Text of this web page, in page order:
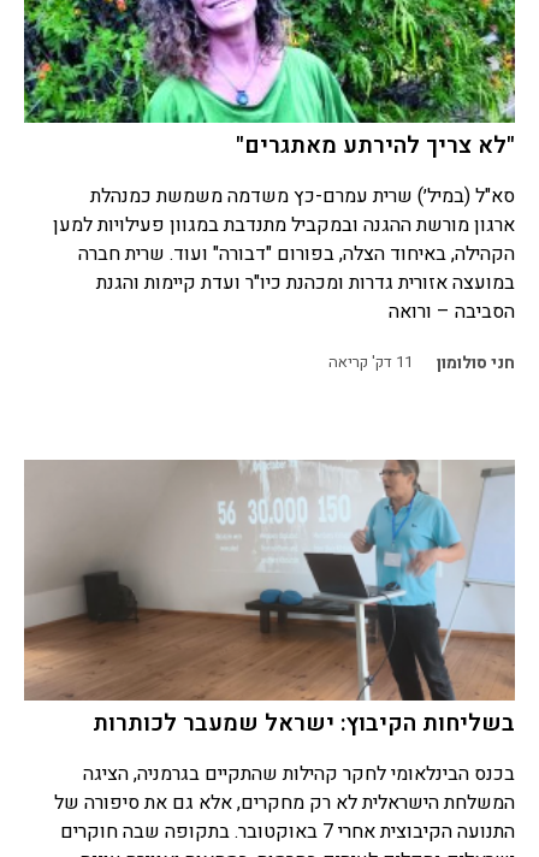
"לא צריך להירתע מאתגרים"
סא"ל (במיל׳) שרית עמרם-כץ משדמה משמשת כמנהלת
ארגון מורשת ההגנה ובמקביל מתנדבת במגוון פעילויות למען
הקהילה, באיחוד הצלה, בפורום "דבורה" ועוד. שרית חברה
במועצה אזורית גדרות ומכהנת כיו"ר ועדת קיימות והגנת
הסביבה – ורואה
חני סולומון 11 דק' קריאה
בשליחות הקיבוץ: ישראל שמעבר לכותרות
בכנס הבינלאומי לחקר קהילות שהתקיים בגרמניה, הציגה
המשלחת הישראלית לא רק מחקרים, אלא גם את סיפורה של
התנועה הקיבוצית אחרי 7 באוקטובר. בתקופה שבה חוקרים